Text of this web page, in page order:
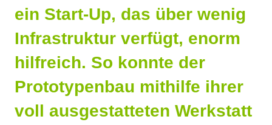
ein Start-Up, das über wenig
Infrastruktur verfügt, enorm
hilfreich. So konnte der
Prototypenbau mithilfe ihrer
voll ausgestatteten Werkstatt